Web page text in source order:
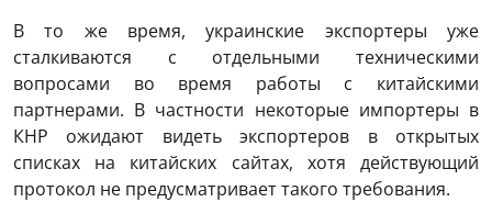
В то же время, украинские экспортеры уже
сталкиваются с отдельными техническими
вопросами во время работы с китайскими
партнерами. В частности некоторые импортеры в
КНР ожидают видеть экспортеров в открытых
списках на китайских сайтах, хотя действующий
протокол не предусматривает такого требования.